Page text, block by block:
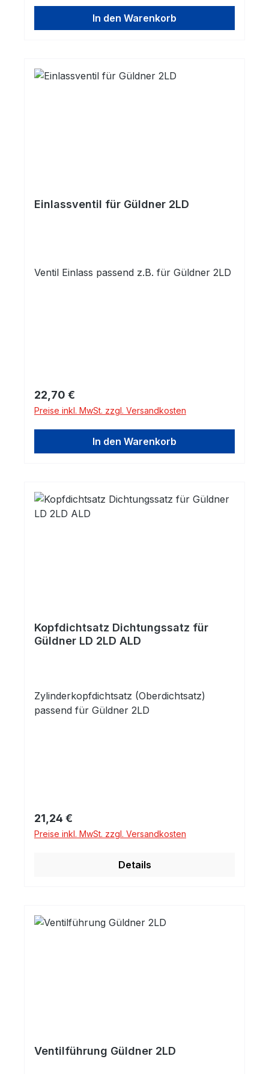
In den Warenkorb
Einlassventil für Güldner 2LD
Ventil Einlass passend z.B. für Güldner 2LD
Regulärer Preis:
22,70 €
Preise inkl. MwSt. zzgl. Versandkosten
In den Warenkorb
Kopfdichtsatz Dichtungssatz für
Güldner LD 2LD ALD
Zylinderkopfdichtsatz (Oberdichtsatz)
passend für Güldner 2LD
Regulärer Preis:
21,24 €
Preise inkl. MwSt. zzgl. Versandkosten
Details
Ventilführung Güldner 2LD